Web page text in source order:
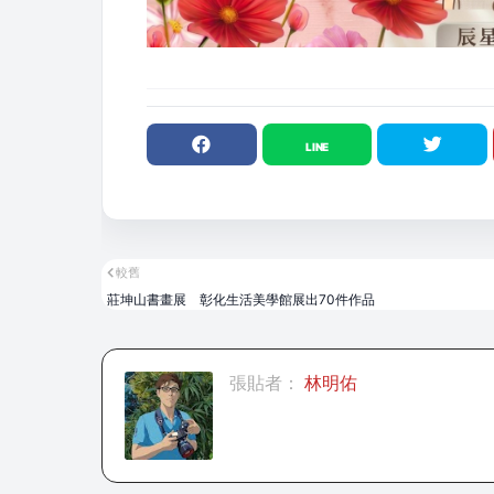
較舊
莊坤山書畫展 彰化生活美學館展出70件作品
張貼者： 林明佑